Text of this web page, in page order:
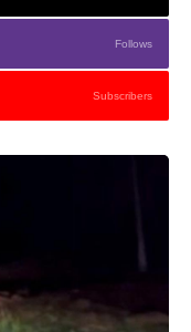
Follows
Subscribers